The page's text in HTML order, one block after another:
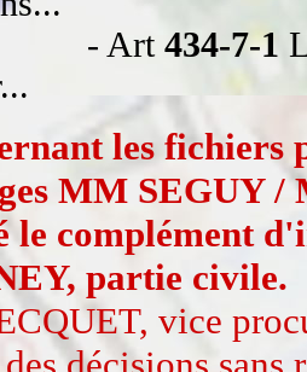
- Art 434-7-1
les fichiers
MM SEGUY
le complément
partie civile.
vice